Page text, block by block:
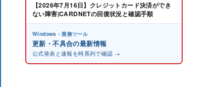
【2026年7月16日】クレジットカード決済ができ
ない障害|CARDNETの回復状況と確認手順
Windows・業務ツール
更新・不具合の最新情報
公式発表と速報を時系列で確認 →